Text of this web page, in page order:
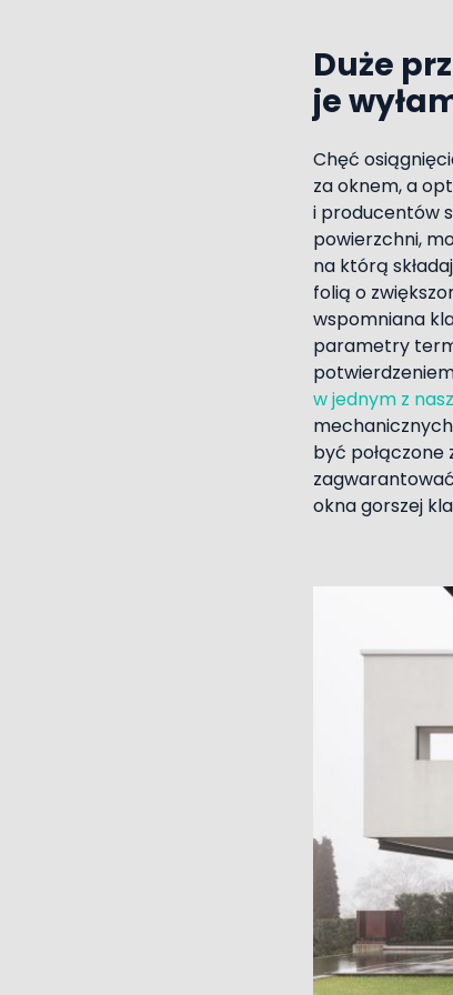
Duże
je
Chęć
za oknem, a
i producentów
powierzchni,
na którą
folią o
wspomniana
parametry
w jednym z
być
okna gorszej